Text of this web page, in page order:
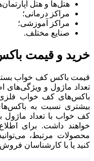
هتل‌ها و هتل
مراکز درمانی؛
مراکز آموزشی؛
صنایع مختلف.
خرید و قیمت
قیمت باکس کف خواب بسته
تعداد ماژول و
باکس‌های کف خواب فلزی
بیشتری نسبت به
کف خواب با تعداد ماژول
خواهند داشت. برای
محصولات مرتبط،
کنید یا با کارشناسان